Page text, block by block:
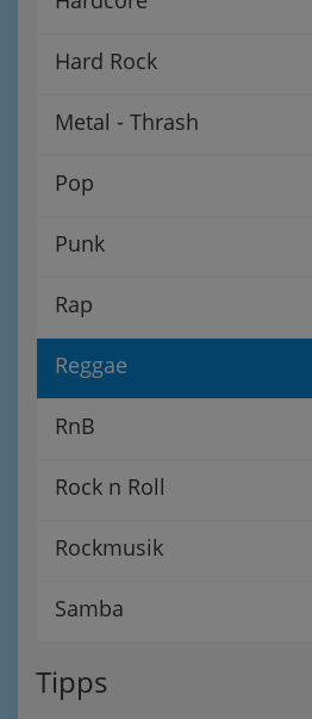
Hard Rock
Metal - Thrash
Pop
Punk
Rap
Reggae
RnB
Rock n Roll
Rockmusik
Samba
Tipps